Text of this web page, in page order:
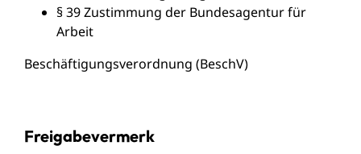
§ 39 Zustimmung der Bundesagentur für
Arbeit
Beschäftigungsverordnung (BeschV)
Freigabevermerk